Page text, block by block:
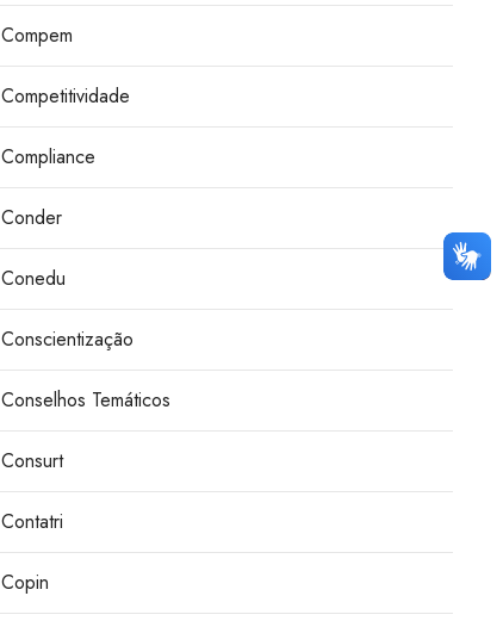
Compem
Competitividade
Compliance
Conder
Conedu
Conscientização
Conselhos Temáticos
Consurt
Contatri
Copin